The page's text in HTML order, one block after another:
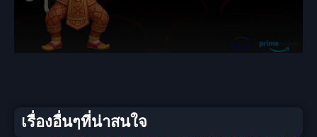
เรื่องอื่นๆที่น่าสนใจ